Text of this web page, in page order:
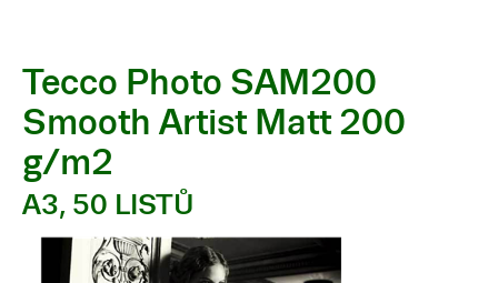
Tecco Photo SAM200
Smooth Artist Matt 200
g/m2
A3, 50 LISTŮ